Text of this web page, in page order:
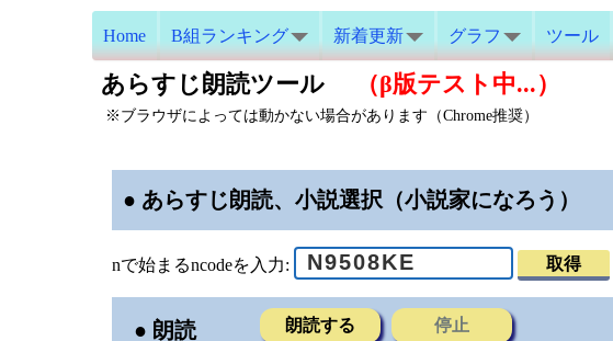
Home B組ランキング 新着更新 グラフ ツール
あらすじ朗読ツール （β版テスト中...）
※ブラウザによっては動かない場合があります（Chrome推奨）
● あらすじ朗読、小説選択（小説家になろう）
nで始まるncodeを入力: 取得
● 朗読 朗読する 停止